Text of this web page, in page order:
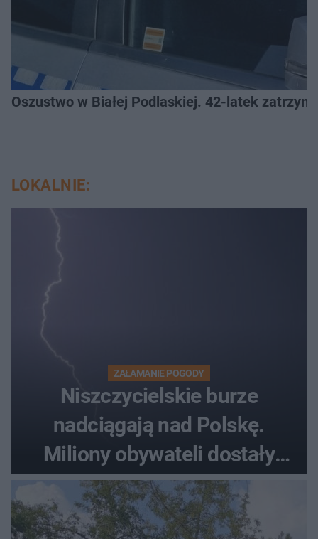
Oszustwo w Białej Podlaskiej. 42-latek
LOKALNIE:
ZAŁAMANIE POGODY
Niszczycielskie burze
nadciągają nad Polskę.
Miliony obywateli dostały
wiadomości z pilnym
ostrzeżeniem